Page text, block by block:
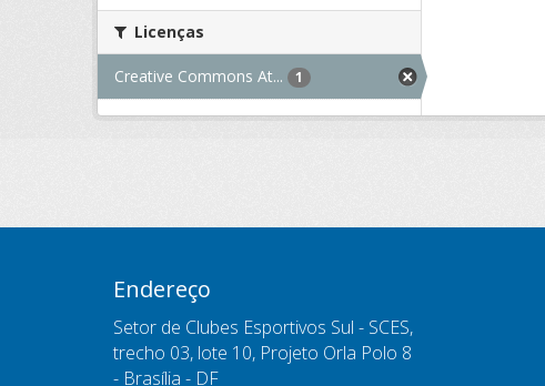
Licenças
Creative Commons At... 1
Endereço
Setor de Clubes Esportivos Sul - SCES,
trecho 03, lote 10, Projeto Orla Polo 8
- Brasília - DF